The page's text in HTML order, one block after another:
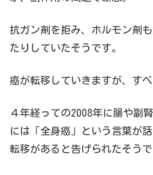
抗ガン剤を拒み、ホルモン剤
たりしていたそうです。
癌が転移していきますが、す
４年経っての2008年に腸や副
には「全身癌」という言葉が
転移があると告げられたそうで